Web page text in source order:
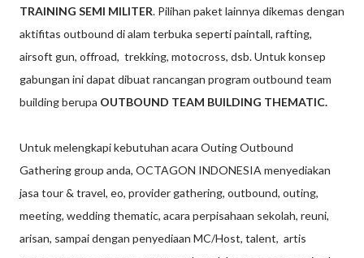
TRAINING SEMI MILITER. Pilihan paket lainnya dikemas dengan
aktifitas outbound di alam terbuka seperti paintall, rafting,
airsoft gun, offroad, trekking, motocross, dsb. Untuk konsep
gabungan ini dapat dibuat rancangan program outbound team
building berupa OUTBOUND TEAM BUILDING THEMATIC.
Untuk melengkapi kebutuhan acara Outing Outbound
Gathering group anda, OCTAGON INDONESIA menyediakan
jasa tour & travel, eo, provider gathering, outbound, outing,
meeting, wedding thematic, acara perpisahaan sekolah, reuni,
arisan, sampai dengan penyediaan MC/Host, talent, artis